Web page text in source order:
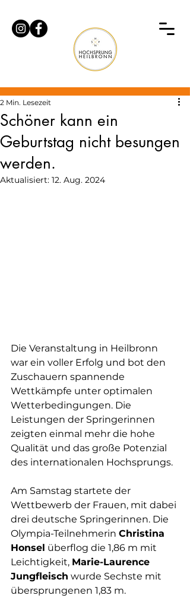
Schöner kann ein
Geburtstag nicht besungen
werden.
2 Min. Lesezeit
Aktualisiert: 12. Aug. 2024
Die Veranstaltung in Heilbronn
war ein voller Erfolg und bot den
Zuschauern spannende
Wettkämpfe unter optimalen
Wetterbedingungen. Die
Leistungen der Springerinnen
zeigten einmal mehr die hohe
Qualität und das große Potenzial
des internationalen Hochsprungs.
Am Samstag startete der
Wettbewerb der Frauen, mit dabei
drei deutsche Springerinnen. Die
Olympia-Teilnehmerin Christina
Honsel überflog die 1,86 m mit
Leichtigkeit, Marie-Laurence
Jungfleisch wurde Sechste mit
übersprungenen 1,83 m.